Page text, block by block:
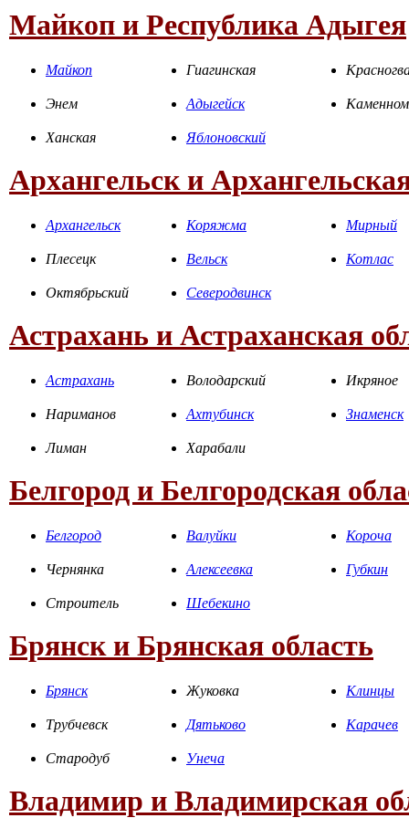
Майкоп и Республика Адыгея
Майкоп Гиагинская
Энем Адыгейск
Ханская Яблоновский
Архангельск и
Архангельск Коряжма Мирный
Плесецк Вельск Котлас
Октябрьский Северодвинск
Астрахань и Астраханская
Астрахань Володарский Икряное
Нариманов Ахтубинск Знаменск
Лиман Харабали
Белгород и Белгородская
Белгород Валуйки Короча
Чернянка Алексеевка Губкин
Строитель Шебекино
Брянск и Брянская область
Брянск Жуковка Клинцы
Трубчевск Дятьково Карачев
Стародуб Унеча
Владимир и Владимирская